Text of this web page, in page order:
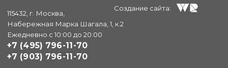
115432, г. Москва,
Набережная Марка Шагала, 1, к.2
Ежедневно с 10:00 до 20:00
+7 (495) 796-11-70
+7 (903) 796-11-70
Создание сайта: